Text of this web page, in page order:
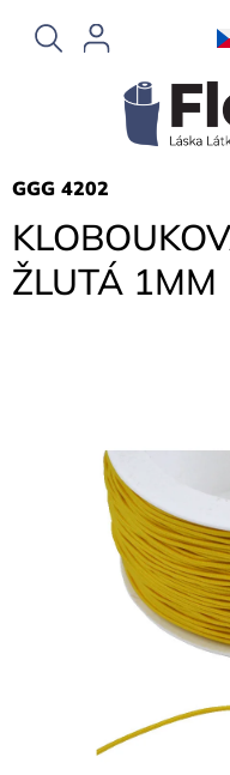
obsah
ŽLUTÁ 1MM
GGG 4202